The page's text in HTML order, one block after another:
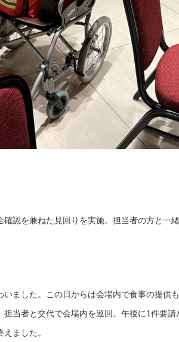
認を兼ねた見回りを実施。担当者の方と一
ました。この日からは会場内で食事の提供
当者と交代で会場内を巡回。午後に1件要請
ました。